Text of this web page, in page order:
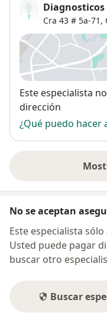
Diagnosticos
Cra 43 # 5a-71,
Disponibilidad
Este especialista
dirección
¿Qué puedo hacer
No se aceptan
Este especialista
Usted puede pagar
buscar otro
Buscar